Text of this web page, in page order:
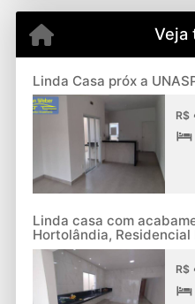
Veja
Linda Casa próx a
R$
Linda casa com
Hortolândia, Residencial
R$